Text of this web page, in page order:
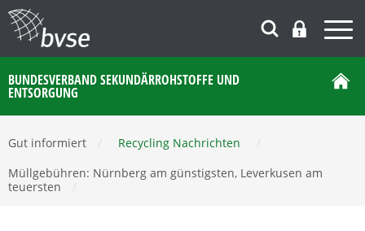
BUNDESVERBAND SEKUNDÄRROHSTOFFE UND
ENTSORGUNG
Gut informiert Recycling Nachrichten
Müllgebühren: Nürnberg am günstigsten, Leverkusen am
teuersten